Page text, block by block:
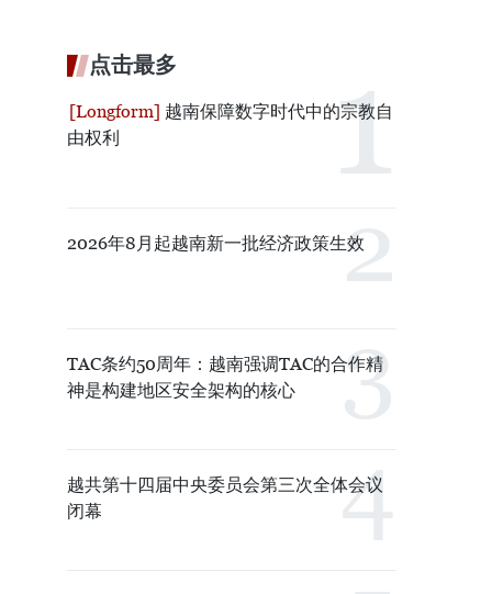
点击最多
越南保障数字时代中的宗教自
由权利
2026年8月起越南新一批经济政策生效
TAC条约50周年：越南强调TAC的合作精
神是构建地区安全架构的核心
越共第十四届中央委员会第三次全体会议
闭幕